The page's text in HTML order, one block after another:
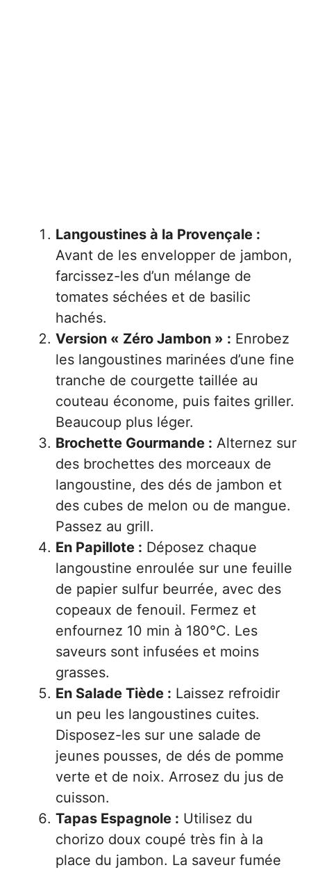
Langoustines à la Provençale :
Avant de les envelopper de jambon,
farcissez-les d’un mélange de
tomates séchées et de basilic
hachés.
Version « Zéro Jambon » : Enrobez
les langoustines marinées d’une fine
tranche de courgette taillée au
couteau économe, puis faites griller.
Beaucoup plus léger.
Brochette Gourmande : Alternez sur
des brochettes des morceaux de
langoustine, des dés de jambon et
des cubes de melon ou de mangue.
Passez au grill.
En Papillote : Déposez chaque
langoustine enroulée sur une feuille
de papier sulfur beurrée, avec des
copeaux de fenouil. Fermez et
enfournez 10 min à 180°C. Les
saveurs sont infusées et moins
grasses.
En Salade Tiède : Laissez refroidir
un peu les langoustines cuites.
Disposez-les sur une salade de
jeunes pousses, de dés de pomme
verte et de noix. Arrosez du jus de
cuisson.
Tapas Espagnole : Utilisez du
chorizo doux coupé très fin à la
place du jambon. La saveur fumée